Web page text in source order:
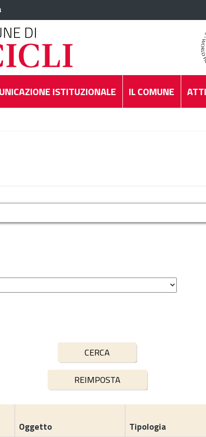
ISTITUZIONALE IL COMUNE
Oggetto Tipologia